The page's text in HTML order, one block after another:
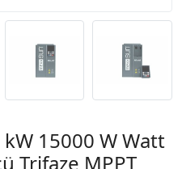
15000 W Watt
Trifaze MPPT